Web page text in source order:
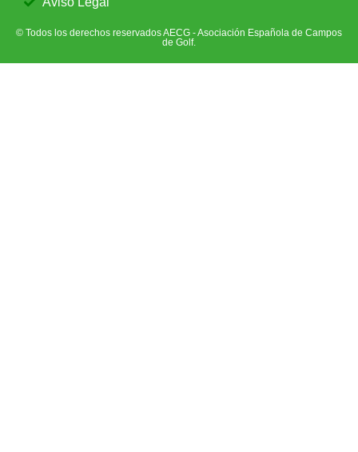
© Todos los derechos reservados AECG - Asociación Española de Campos
de Golf.